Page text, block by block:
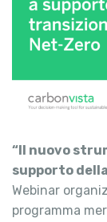
“Il nuovo
supporto
Webinar
programma